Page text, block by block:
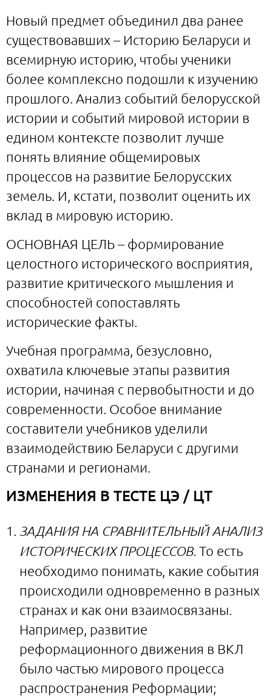
Новый предмет объединил два ранее
существовавших – Историю Беларуси и
всемирную историю, чтобы ученики
более комплексно подошли к изучению
прошлого. Анализ событий белорусской
истории и событий мировой истории в
едином контексте позволит лучше
понять влияние общемировых
процессов на развитие Белорусских
земель. И, кстати, позволит оценить их
вклад в мировую историю.
ОСНОВНАЯ ЦЕЛЬ – формирование
целостного исторического восприятия,
развитие критического мышления и
способностей сопоставлять
исторические факты.
Учебная программа, безусловно,
охватила ключевые этапы развития
истории, начиная с первобытности и до
современности. Особое внимание
составители учебников уделили
взаимодействию Беларуси с другими
странами и регионами.
ИЗМЕНЕНИЯ В ТЕСТЕ ЦЭ / ЦТ
ЗАДАНИЯ НА СРАВНИТЕЛЬНЫЙ АНАЛИЗ
ИСТОРИЧЕСКИХ ПРОЦЕССОВ. То есть
необходимо понимать, какие события
происходили одновременно в разных
странах и как они взаимосвязаны.
Например, развитие
реформационного движения в ВКЛ
было частью мирового процесса
распространения Реформации;